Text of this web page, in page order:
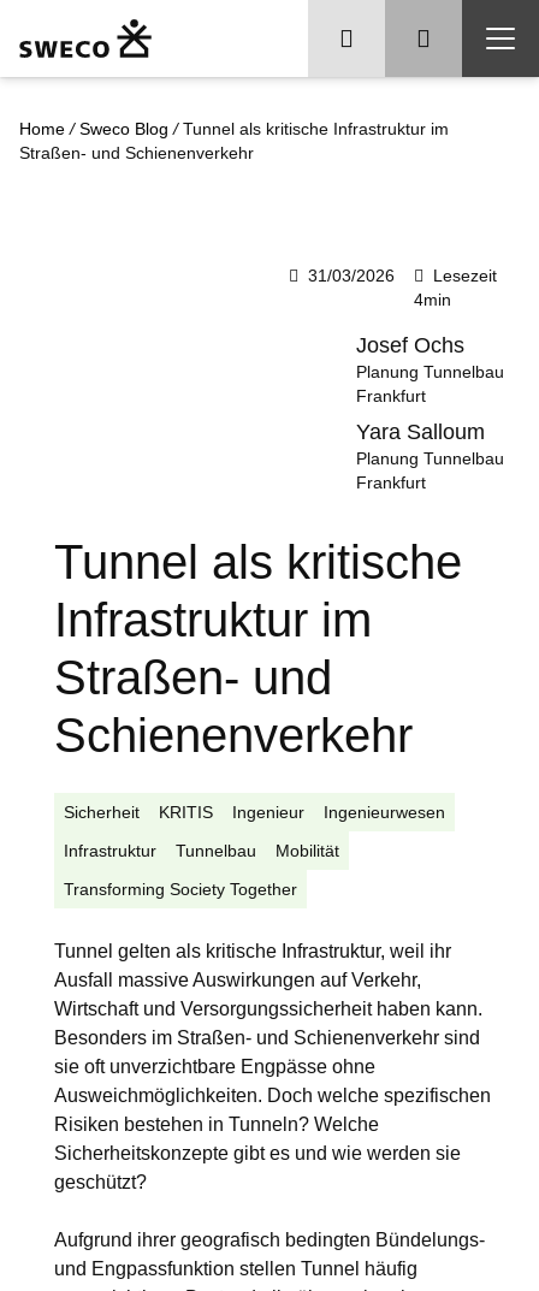
Home / Sweco Blog / Tunnel als kritische Infrastruktur im
Straßen- und Schienenverkehr
31/03/2026
Lesezeit
4min
Josef Ochs
Planung Tunnelbau
Frankfurt
Yara Salloum
Planung Tunnelbau
Frankfurt
Tunnel als kritische
Infrastruktur im
Straßen- und
Schienenverkehr
Sicherheit KRITIS Ingenieur
Ingenieurwesen
Infrastruktur
Tunnelbau
Mobilität
Transforming Society Together
Tunnel gelten als kritische Infrastruktur, weil ihr
Ausfall massive Auswirkungen auf Verkehr,
Wirtschaft und Versorgungssicherheit haben kann.
Besonders im Straßen- und Schienenverkehr sind
sie oft unverzichtbare Engpässe ohne
Ausweichmöglichkeiten. Doch welche spezifischen
Risiken bestehen in Tunneln? Welche
Sicherheitskonzepte gibt es und wie werden sie
geschützt?
Aufgrund ihrer geografisch bedingten Bündelungs-
und Engpassfunktion stellen Tunnel häufig